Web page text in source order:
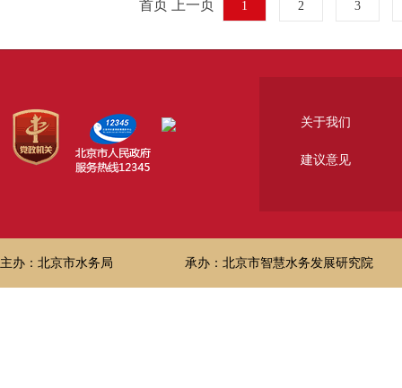
首页 上一页 1 2 3
关于我们
建议意见
主办：北京市水务局 承办：北京市智慧水务发展研究院